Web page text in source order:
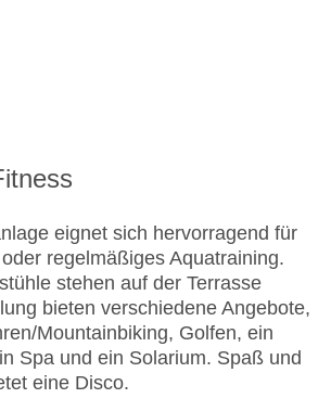
eignet sich hervorragend für
regelmäßiges Aquatraining.
stehen auf der Terrasse
bieten verschiedene Angebote,
Mountainbiking, Golfen, ein
Spa und ein Solarium. Spaß und
eine Disco.